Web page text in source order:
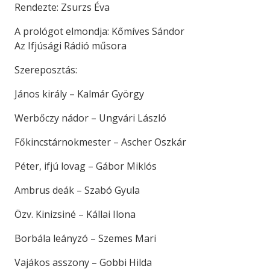
Rendezte: Zsurzs Éva
A prológot elmondja: Kőmíves Sándor
Az Ifjúsági Rádió műsora
Szereposztás:
János király – Kalmár György
Werbőczy nádor – Ungvári László
Főkincstárnokmester – Ascher Oszkár
Péter, ifjú lovag – Gábor Miklós
Ambrus deák – Szabó Gyula
Özv. Kinizsiné – Kállai Ilona
Borbála leányzó – Szemes Mari
Vajákos asszony – Gobbi Hilda